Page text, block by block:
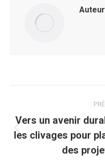
article
Vers un avenir
les clivages pour
des